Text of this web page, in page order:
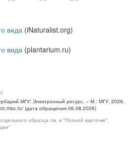
вида (iNaturalist.org)
вида (plantarium.ru)
МГУ: Электронный ресурс. – М.: МГУ, 2026.
(дата обращения 06.08.2026)
образца см. в "Полной карточке",